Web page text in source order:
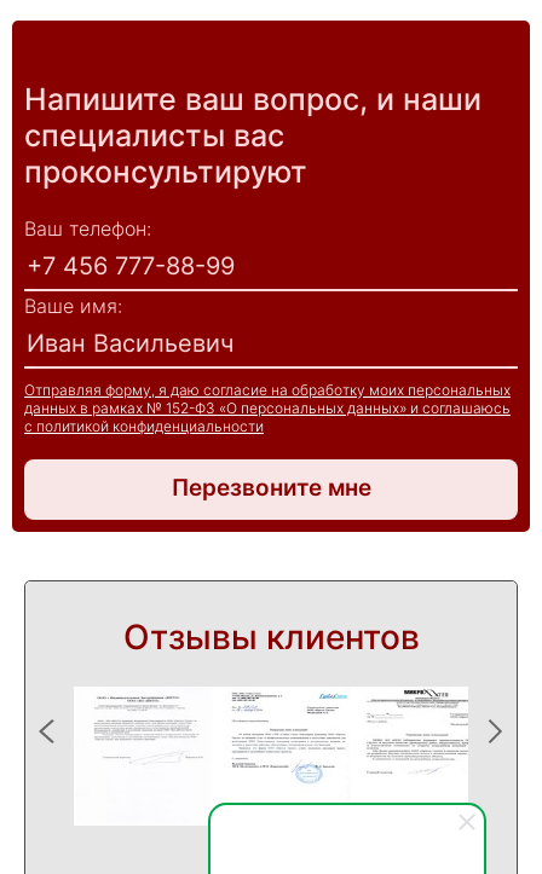
Напишите ваш вопрос, и наши
специалисты вас
проконсультируют
Ваш телефон:
Ваше имя:
Отправляя форму, я даю согласие на обработку моих персональных
данных в рамках № 152-ФЗ «О персональных данных» и соглашаюсь
с политикой конфиденциальности
Перезвоните мне
Отзывы клиентов